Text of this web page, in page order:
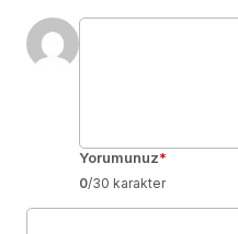
Yorumunuz*
0/30 karakter